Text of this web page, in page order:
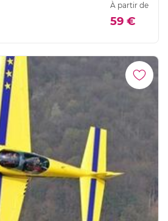
À partir de
59 €